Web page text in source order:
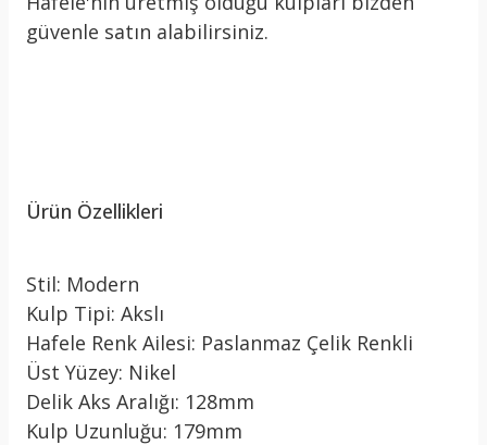
güvenle satın alabilirsiniz.
Ürün Özellikleri
Stil: Modern
Kulp Tipi: Akslı
Hafele Renk Ailesi: Paslanmaz Çelik Renkli
Üst Yüzey: Nikel
Delik Aks Aralığı: 128mm
Kulp Uzunluğu: 179mm